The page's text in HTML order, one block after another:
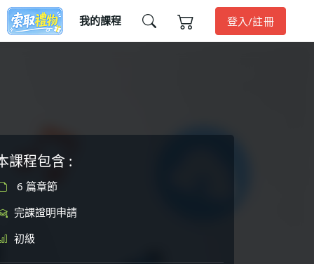
我的課程 登入/註冊
課程包含 :
6 篇章節
完課證明申請
初級